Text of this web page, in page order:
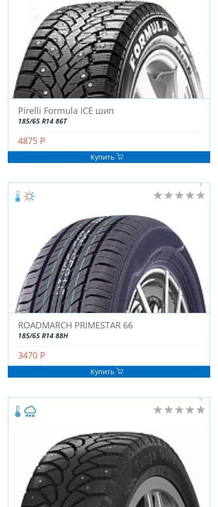
ЗИМНИЕ
ЛЕТНИЕ
ДЛЯ СПЕЦТЕХНИКИ
ДЛЯ ГРУЗОВЫХ АВТО
ДЛЯ ГРУЗОВЫХ АВТО
ДЛЯ ЛЕГКОВЫХ АВТО
ШИНЫ
ДИСКИ
АККУМУЛЯТОРЫ
Pirelli Formula ICE шип
185/65 R14 86T
4875 Р
Купить
ROADMARCH PRIMESTAR 66
185/65 R14 88H
3470 Р
Купить